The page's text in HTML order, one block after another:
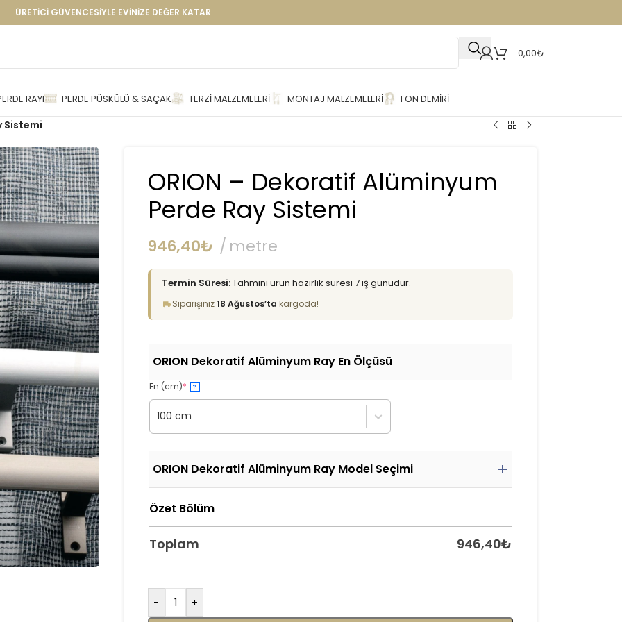
ÜRETİCİ GÜVENCESİYLE EVİNİZE DEĞER KATAR
0,00₺
RAYI PERDE PÜSKÜLÜ & SAÇAK TERZI MALZEMELERI MONTAJ MALZEMELERI FON DEMIRI
Sistemi
ORION – Dekoratif Alüminyum
Perde Ray Sistemi
946,40₺ metre
Termin Süresi:Tahmini ürün hazırlık süresi 7 iş günüdür.
Siparişiniz18 Ağustos’ta kargoda!
ORION Dekoratif Alüminyum Ray En Ölçüsü
En (cm)* ?
100 cm
ORION Dekoratif Alüminyum Ray Model Seçimi
Özet Bölüm
Toplam 946,40₺
- +